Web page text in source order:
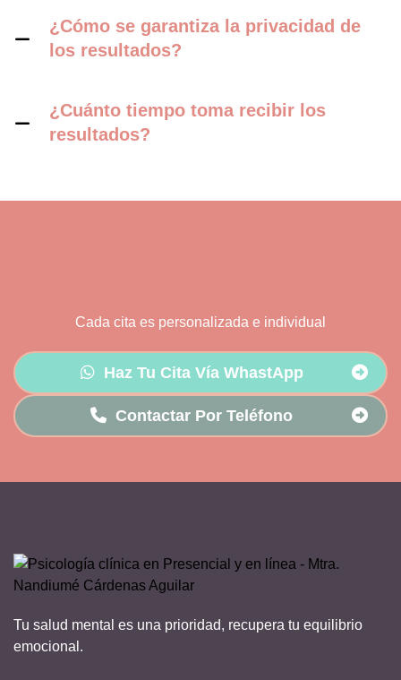
¿Cómo se garantiza la privacidad de
los resultados?
¿Cuánto tiempo toma recibir los
resultados?
Cada cita es personalizada e individual
Haz Tu Cita Vía WhastApp
Contactar Por Teléfono
Tu salud mental es una prioridad, recupera tu equilibrio
emocional.